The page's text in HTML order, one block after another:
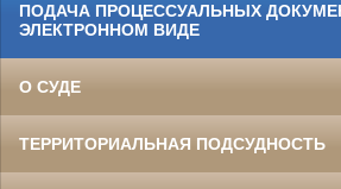
ПОДАЧА ПРОЦЕССУАЛЬНЫХ
ЭЛЕКТРОННОМ ВИДЕ
О СУДЕ
ТЕРРИТОРИАЛЬНАЯ ПОДСУДНОСТЬ